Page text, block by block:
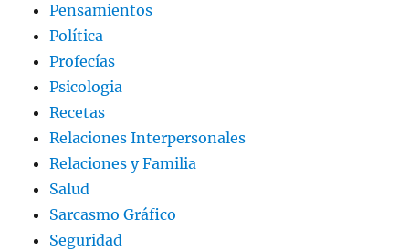
Pensamientos
Política
Profecías
Psicologia
Recetas
Relaciones Interpersonales
Relaciones y Familia
Salud
Sarcasmo Gráfico
Seguridad